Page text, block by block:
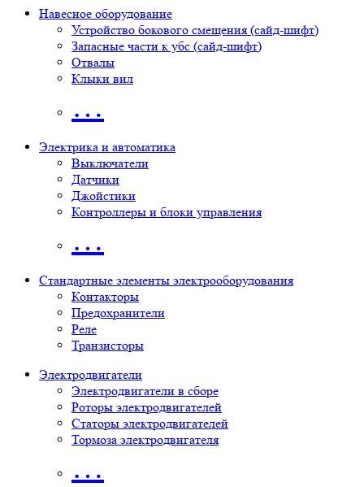
Навесное оборудование
Устройство бокового смещения (сайд-шифт)
Запасные части к убс (сайд-шифт)
Отвалы
Клыки вил
…
Электрика и автоматика
Выключатели
Датчики
Джойстики
Контроллеры и блоки управления
…
Стандартные элементы электрооборудования
Контакторы
Предохранители
Реле
Транзисторы
Электродвигатели
Электродвигатели в сборе
Роторы электродвигателей
Статоры электродвигателей
Тормоза электродвигателя
…